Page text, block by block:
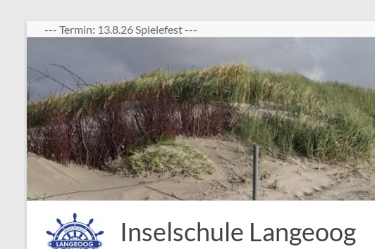
Zum
Inhalt
--- Termin: 13.8.26 Spielefest ---
Inselschule Langeoog